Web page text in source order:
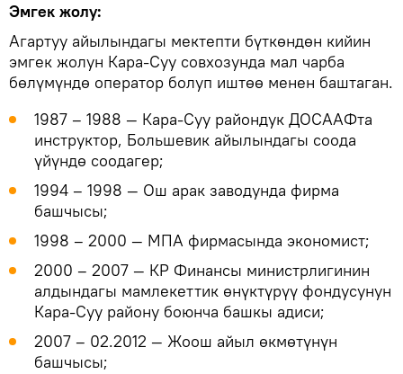
Эмгек жолу:
Агартуу айылындагы мектепти бүткөндөн кийин
эмгек жолун Кара-Суу совхозунда мал чарба
бөлүмүндө оператор болуп иштөө менен баштаган.
1987 – 1988 — Кара-Суу райондук ДОСААФта
инструктор, Большевик айылындагы соода
үйүндө соодагер;
1994 – 1998 — Ош арак заводунда фирма
башчысы;
1998 – 2000 — МПА фирмасында экономист;
2000 – 2007 — КР Финансы министрлигинин
алдындагы мамлекеттик өнүктүрүү фондусунун
Кара-Суу району боюнча башкы адиси;
2007 – 02.2012 — Жоош айыл өкмөтүнүн
башчысы;